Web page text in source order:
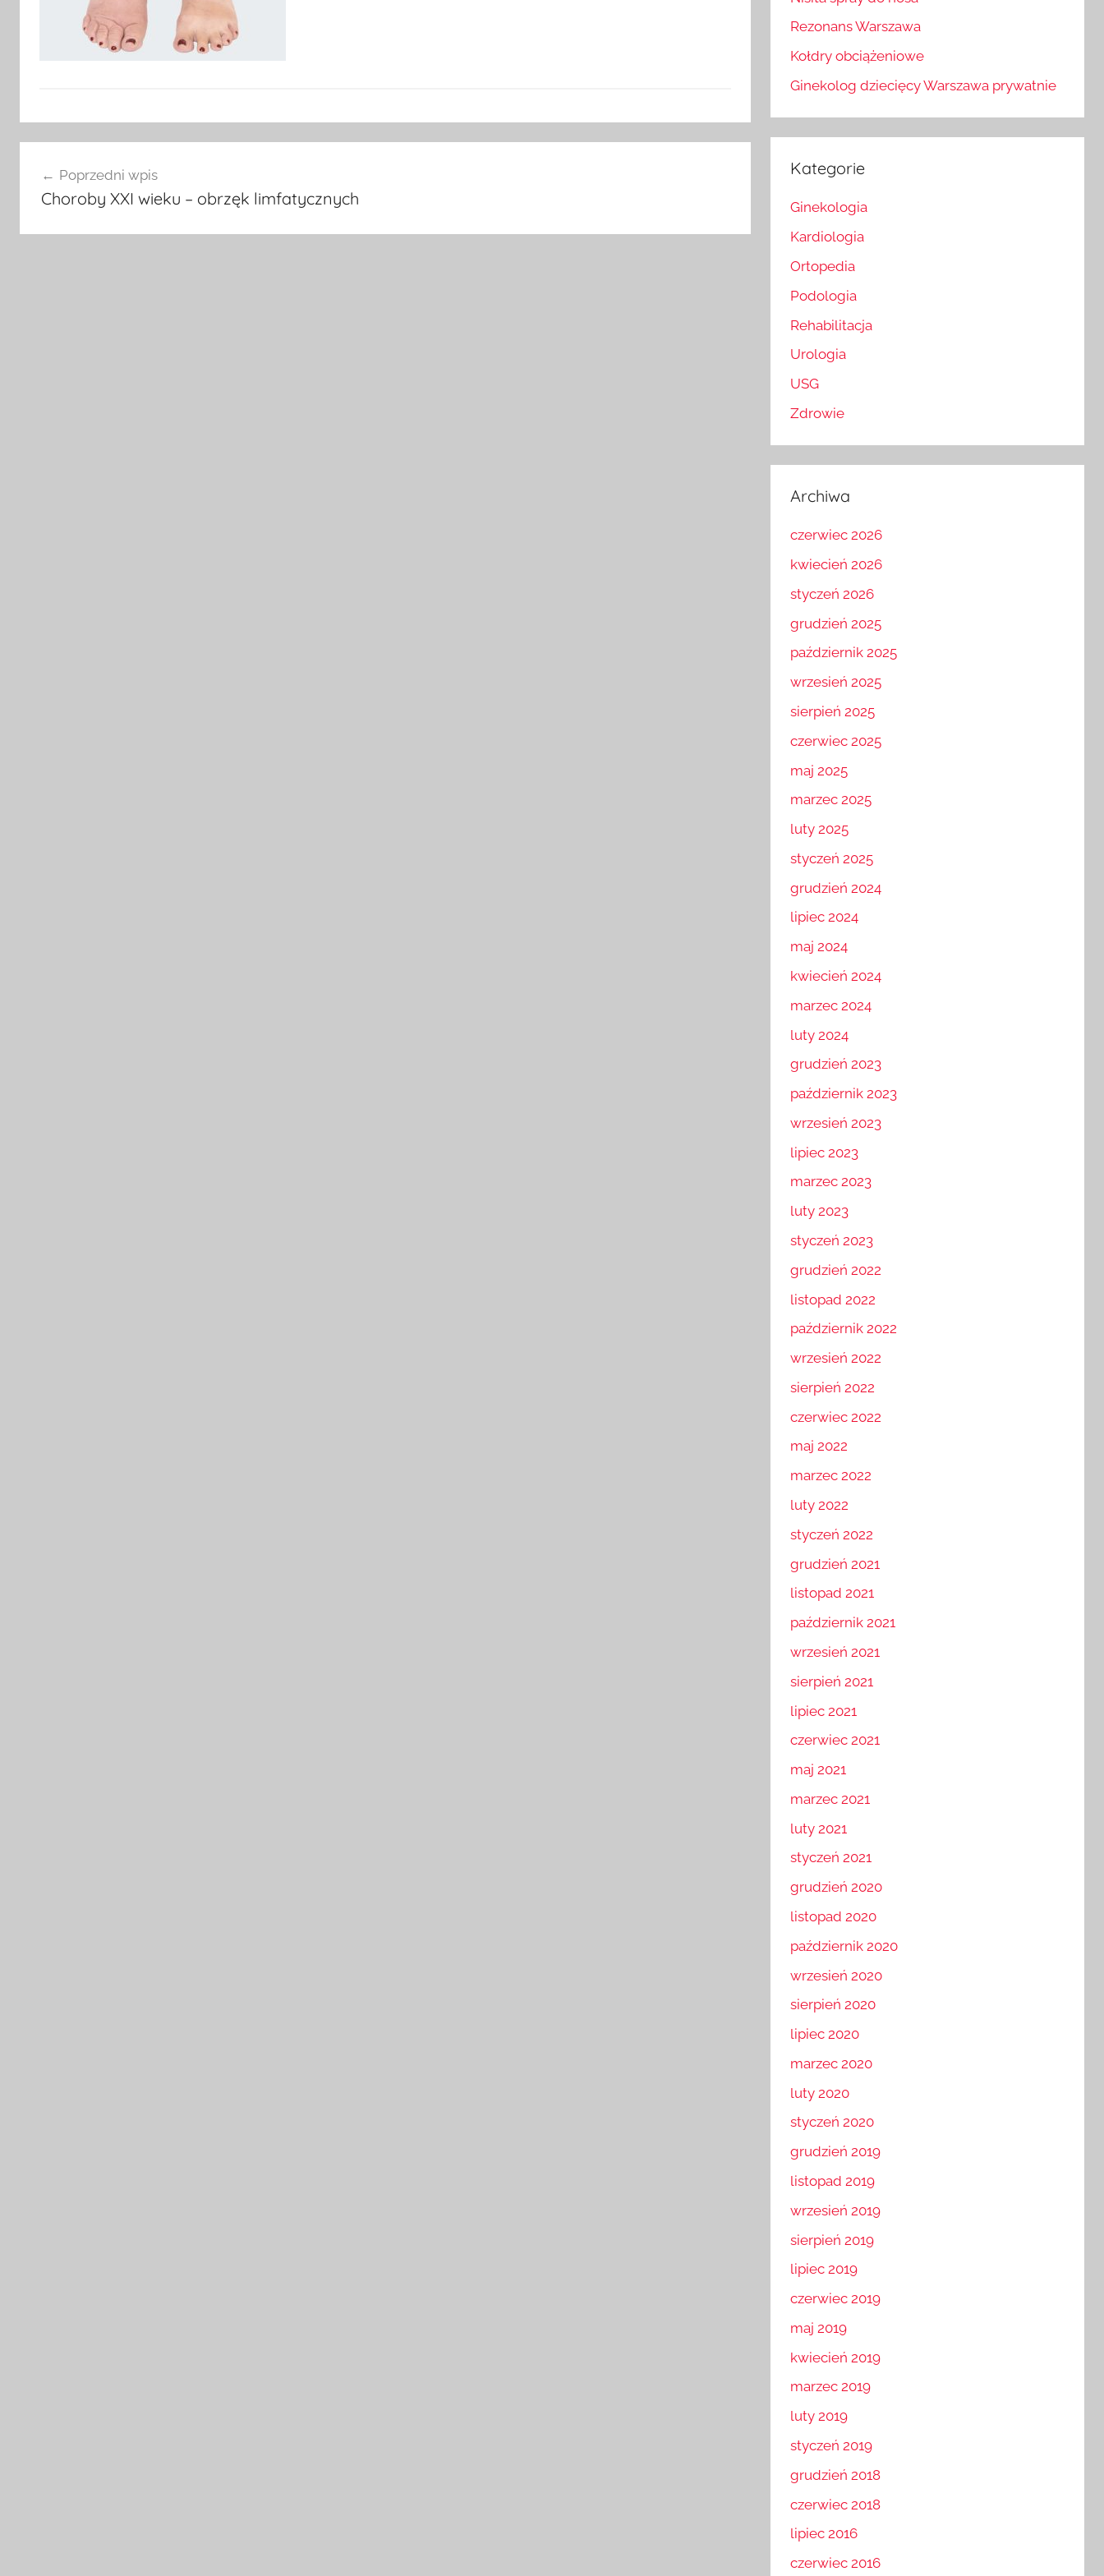
wpisuPoprzedni wpis
Choroby XXI wieku – obrzęk limfatycznych
Rezonans Warszawa
Kołdry obciążeniowe
Ginekolog dziecięcy Warszawa prywatnie
Kategorie
Ginekologia
Kardiologia
Ortopedia
Podologia
Rehabilitacja
Urologia
USG
Zdrowie
Archiwa
czerwiec 2026
kwiecień 2026
styczeń 2026
grudzień 2025
październik 2025
wrzesień 2025
sierpień 2025
czerwiec 2025
maj 2025
marzec 2025
luty 2025
styczeń 2025
grudzień 2024
lipiec 2024
maj 2024
kwiecień 2024
marzec 2024
luty 2024
grudzień 2023
październik 2023
wrzesień 2023
lipiec 2023
marzec 2023
luty 2023
styczeń 2023
grudzień 2022
listopad 2022
październik 2022
wrzesień 2022
sierpień 2022
czerwiec 2022
maj 2022
marzec 2022
luty 2022
styczeń 2022
grudzień 2021
listopad 2021
październik 2021
wrzesień 2021
sierpień 2021
lipiec 2021
czerwiec 2021
maj 2021
marzec 2021
luty 2021
styczeń 2021
grudzień 2020
listopad 2020
październik 2020
wrzesień 2020
sierpień 2020
lipiec 2020
marzec 2020
luty 2020
styczeń 2020
grudzień 2019
listopad 2019
wrzesień 2019
sierpień 2019
lipiec 2019
czerwiec 2019
maj 2019
kwiecień 2019
marzec 2019
luty 2019
styczeń 2019
grudzień 2018
czerwiec 2018
lipiec 2016
czerwiec 2016